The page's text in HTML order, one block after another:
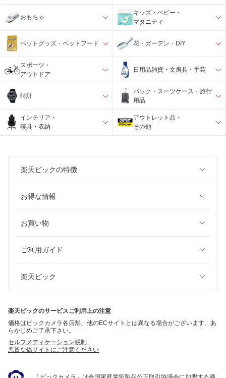
おもちゃ
キッズ・ベビー・
マタニティ
ペットグッズ・ペットフード 花・ガーデン・DIY
スポーツ・
アウトドア
日用品雑貨・文房具・手芸
時計
バック・スーツケース・旅行
用品
インテリア・
寝具・収納
アウトレット品・
その他
楽天ビックの特徴
お得な情報
お買い物
ご利用ガイド
楽天ビック
楽天ビックのサービスご利用上の注意
価格はビックカメラ各店舗、他のECサイトとは異なる場合がございます。あ
らかじめご了承下さい。
セルフメディケーション税制
悪質な偽サイトにご注意ください